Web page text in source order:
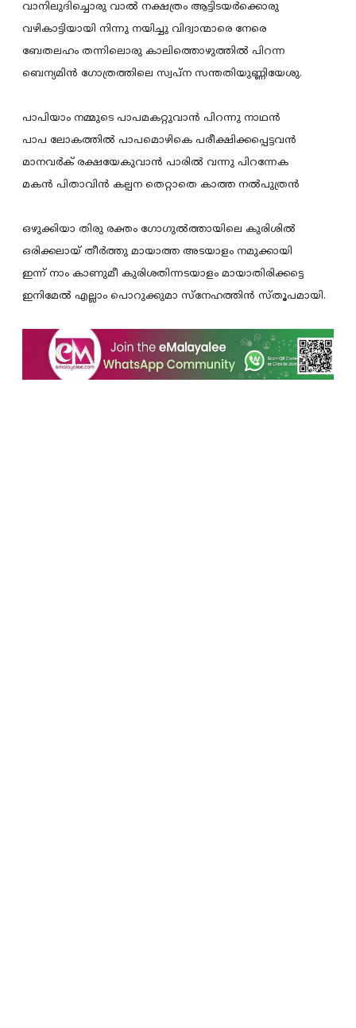
വാനിലുദിച്ചൊരു വാല്‍ നക്ഷത്രം ആട്ടിടയര്‍ക്കൊരു
വഴികാട്ടിയായി നിന്നു നയിച്ചു വിദ്വാന്മാരെ നേരെ
ബേതലഹം തന്നിലൊരു കാലിത്തൊഴുത്തില്‍ പിറന്ന
ബെന്യമിന്‍ ഗോത്രത്തിലെ സ്വപ്ന സന്തതിയുണ്ണിയേശു.
പാപിയാം നമ്മുടെ പാപമകറ്റുവാന്‍ പിറന്നു നാഥന്‍
പാപ ലോകത്തില്‍ പാപമൊഴികെ പരീക്ഷിക്കപ്പെട്ടവന്‍
മാനവര്‍ക് രക്ഷയേകുവാന്‍ പാരില്‍ വന്നു പിറന്നേക
മകന്‍ പിതാവിന്‍ കല്പന തെറ്റാതെ കാത്ത നല്‍പുത്രന്‍
ഒഴുക്കിയാ തിരു രക്തം ഗോഗുല്‍ത്തായിലെ കുരിശില്‍
ഒരിക്കലായ് തീര്‍ത്തു മായാത്ത അടയാളം നമുക്കായി
ഇന്ന് നാം കാണുമീ കുരിശതിന്നടയാളം മായാതിരിക്കട്ടെ
ഇനിമേല്‍ എല്ലാം പൊറുക്കുമാ സ്‌നേഹത്തിന്‍ സ്തൂപമായി.